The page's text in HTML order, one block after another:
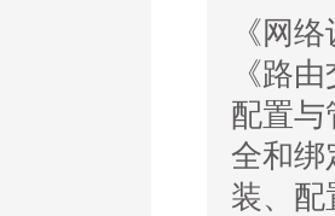
《网
《路
配置
全和绑
装、配